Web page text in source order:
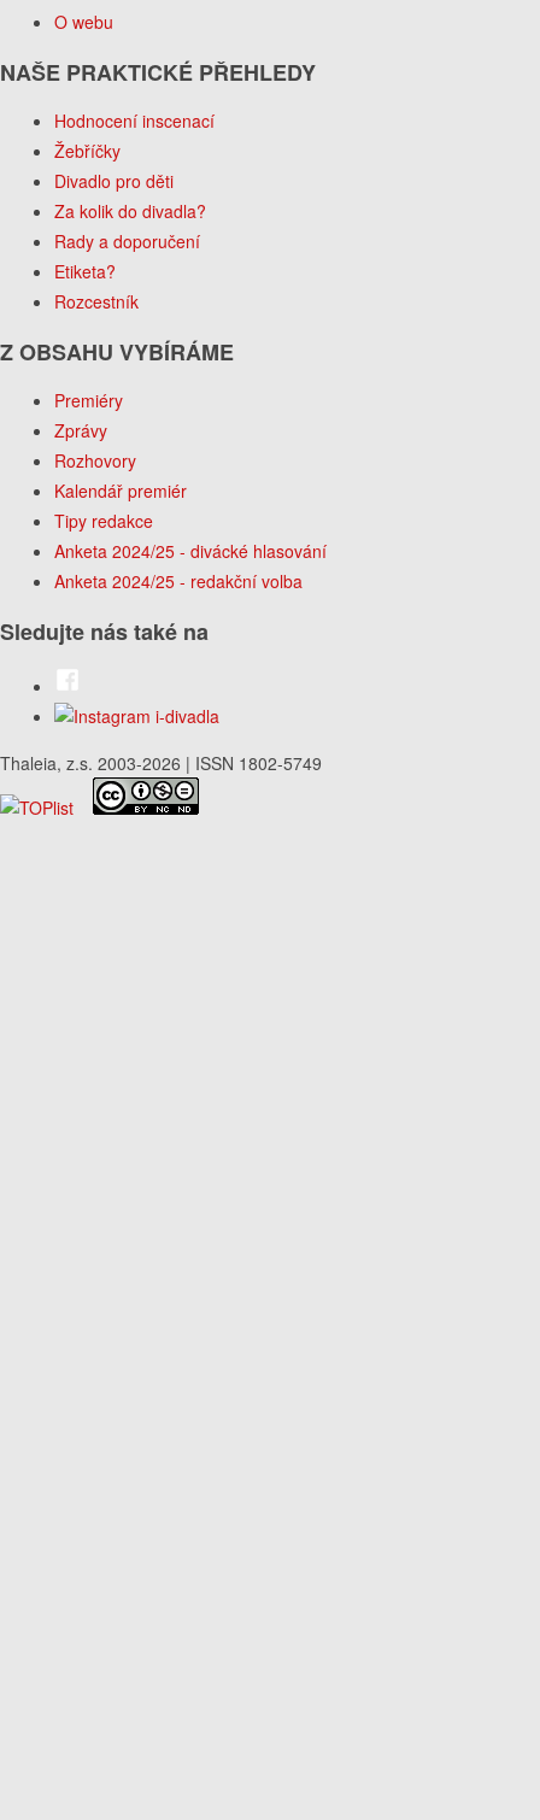
O webu
NAŠE PRAKTICKÉ PŘEHLEDY
Hodnocení inscenací
Žebříčky
Divadlo pro děti
Za kolik do divadla?
Rady a doporučení
Etiketa?
Rozcestník
Z OBSAHU VYBÍRÁME
Premiéry
Zprávy
Rozhovory
Kalendář premiér
Tipy redakce
Anketa 2024/25 - divácké hlasování
Anketa 2024/25 - redakční volba
Sledujte nás také na
Thaleia, z.s. 2003-2026 | ISSN 1802-5749